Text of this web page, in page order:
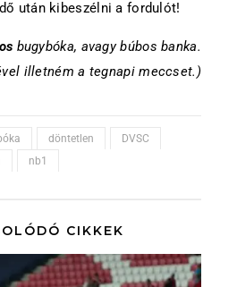
után kibeszélni a fordulót!
bugybóka, avagy búbos banka.
illetném a tegnapi meccset.)
döntetlen
DVSC
nb1
CIKKEK